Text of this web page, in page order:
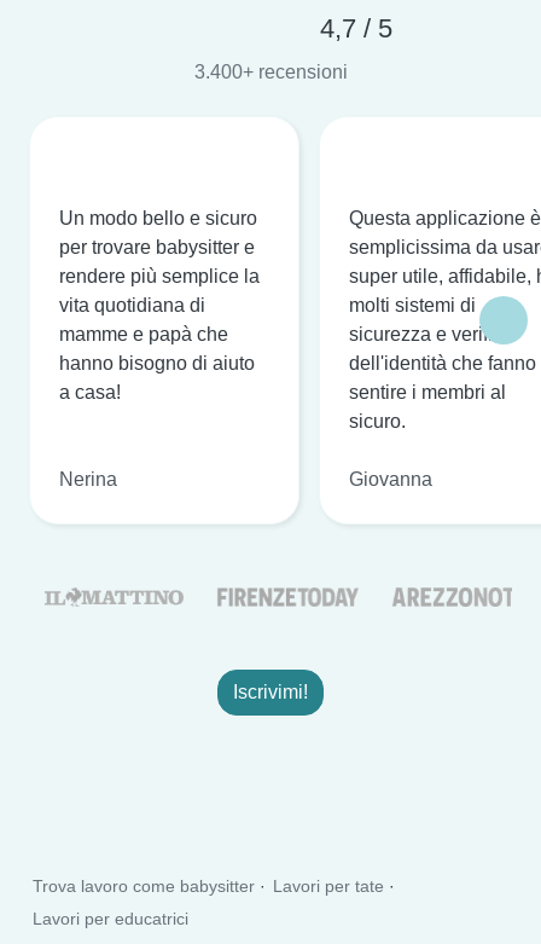
4,7 / 5
3.400+ recensioni
Un modo bello e sicuro
per trovare babysitter e
rendere più semplice la
vita quotidiana di
mamme e papà che
hanno bisogno di aiuto
a casa!
Nerina
Questa applicazione è
semplicissima da
super utile, affidabile,
molti sistemi di
sicurezza e verifica
dell'identità che fanno
sentire i membri al
sicuro.
Giovanna
Iscrivimi!
Trova lavoro come babysitter
Lavori per tate
Lavori per educatrici